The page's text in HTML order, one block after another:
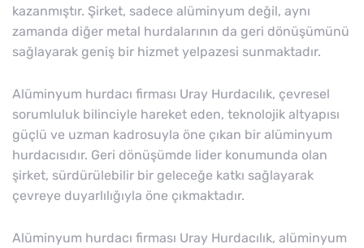
kazanmıştır. Şirket, sadece alüminyum değil, aynı
zamanda diğer metal hurdalarının da geri dönüşümünü
sağlayarak geniş bir hizmet yelpazesi sunmaktadır.
Alüminyum hurdacı firması Uray Hurdacılık, çevresel
sorumluluk bilinciyle hareket eden, teknolojik altyapısı
güçlü ve uzman kadrosuyla öne çıkan bir alüminyum
hurdacısıdır. Geri dönüşümde lider konumunda olan
şirket, sürdürülebilir bir geleceğe katkı sağlayarak
çevreye duyarlılığıyla öne çıkmaktadır.
Alüminyum hurdacı firması Uray Hurdacılık, alüminyum